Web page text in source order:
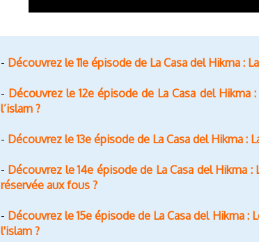
- Découvrez le 11e épisode de La Casa del Hikma :
- Découvrez le 12e épisode de La Casa del
l’islam ?
- Découvrez le 13e épisode de La Casa del Hikma :
- Découvrez le 14e épisode de La Casa del Hikma
réservée aux fous ?
- Découvrez le 15e épisode de La Casa del Hikma
l'islam ?